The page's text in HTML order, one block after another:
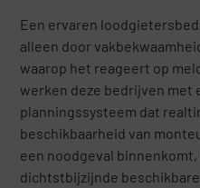
Een ervaren
alleen door
waarop het reageert op
werken deze bedrijven met
planningssysteem dat
beschikbaarheid van
een noodgeval
dichtstbijzijnde